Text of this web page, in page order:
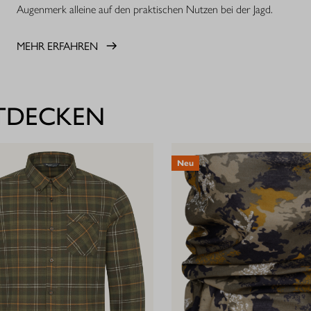
Augenmerk alleine auf den praktischen Nutzen bei der Jagd.
MEHR ERFAHREN
Neu